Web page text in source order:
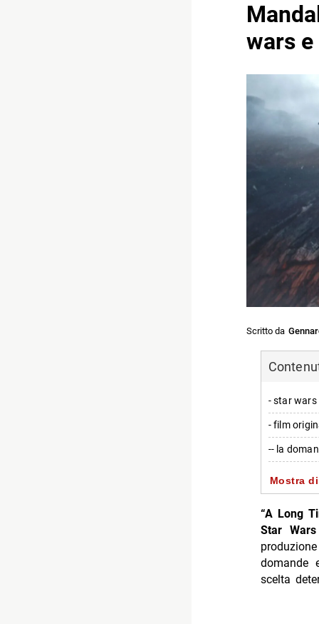
wars
Scritto da
- star
- film
-- la
- episodio
-- regista-
- the
-- il colpo
- yoda:
Mostra
“A Long
Star Wars
domande
scelta